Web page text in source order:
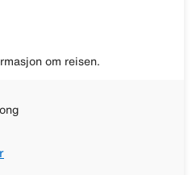
om reisen.